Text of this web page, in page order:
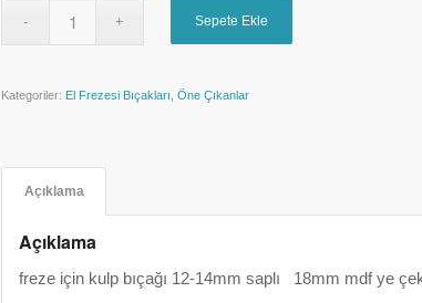
Sepete Ekle
Kategoriler: El Frezesi Bıçakları ,Öne Çıkanlar
Açıklama
Açıklama
freze için kulp bıçağı 12-14mm saplı 18mm mdf ye